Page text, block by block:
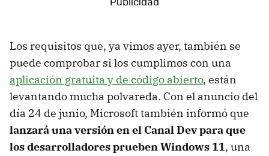
Los requisitos que, ya vimos ayer, también se
puede comprobar si los cumplimos con una
aplicación gratuita y de código abierto, están
levantando mucha polvareda. Con el anuncio del
día 24 de junio, Microsoft también informó que
lanzará una versión en el Canal Dev para que
los desarrolladores prueben Windows 11, una